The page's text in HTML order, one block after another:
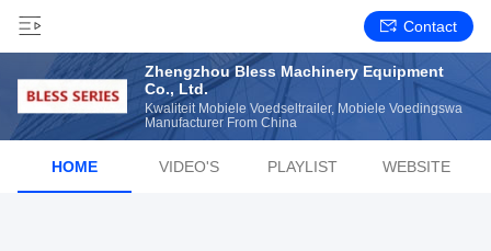
Contact
Zhengzhou Bless Machinery Equipment
Co., Ltd.
Kwaliteit Mobiele Voedseltrailer, Mobiele Voedingswa
Manufacturer From China
HOME VIDEO'S PLAYLIST WEBSITE